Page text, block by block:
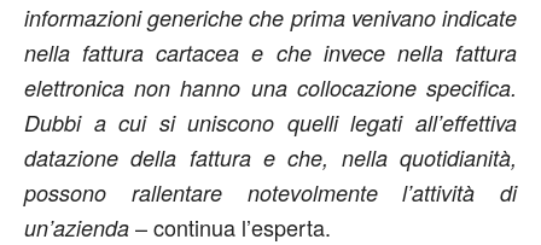
informazioni generiche che prima venivano indicate
nella fattura cartacea e che invece nella fattura
elettronica non hanno una collocazione specifica.
Dubbi a cui si uniscono quelli legati all’effettiva
datazione della fattura e che, nella quotidianità,
possono rallentare notevolmente l’attività di
un’azienda – continua l’esperta.